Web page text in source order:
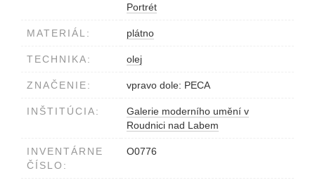
Portrét
MATERIÁL: plátno
TECHNIKA: olej
ZNAČENIE: vpravo dole: PECA
INŠTITÚCIA:
Galerie moderního umění v
Roudnici nad Labem
INVENTÁRNE
ČÍSLO:
O0776